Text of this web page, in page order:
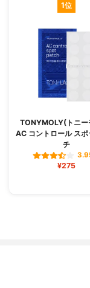
1位
TONYMOLY(トニー
AC コントロール スポ
チ
¥275